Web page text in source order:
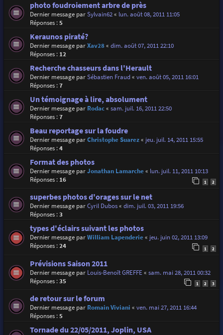
photo foudroiement arbre de près
Dernier message parSylvain62« lun. août 08, 2011 11:05
Réponses :5
Keraunos piraté?
Dernier message parXav28« dim. août 07, 2011 22:10
Réponses : 12
Recherche chasseurs dans l'Herault
Dernier message parSébastien Fraud« ven. août 05, 2011 16:01
Réponses :7
Un témoignage à lire, absolument
Dernier message par Rodac« sam. juil. 16, 2011 22:50
Réponses :7
Beau reportage sur la foudre
Dernier message parChristophe Suarez« jeu. juil. 14, 2011 15:55
Réponses :4
Format des photos
Dernier message parJonathan Lamarche« lun. juil. 11, 2011 10:13
Réponses : 16 1 2
superbes photos d'orages sur le net
Dernier message parCyril Dubos« dim. juil. 03, 2011 19:56
Réponses :3
types d'éclairs suivant les photos
Dernier message parWilliam Lapenderie« jeu. juin 02, 2011 13:09
Réponses :24 1 2
Prévisions Saison 2011
Dernier message par Louis-Benoît GREFFE« sam. mai 28, 2011 00:32
Réponses :35 1 2 3
de retour sur le forum
Dernier message par Romain Viviani « ven. mai 27, 2011 16:44
Réponses :5
Tornade du 22/05/2011, Joplin, USA